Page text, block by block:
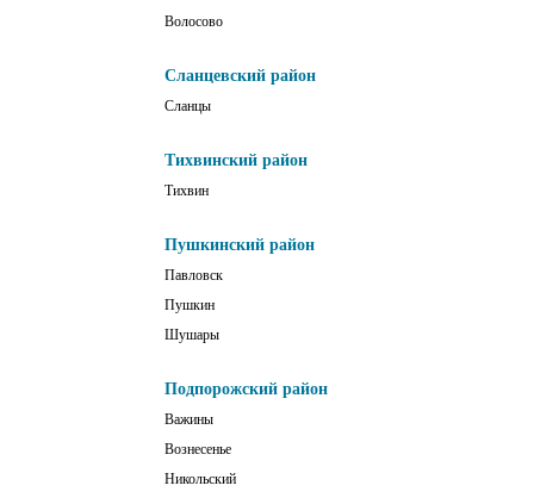
Волосово
Сланцевский район
Сланцы
Тихвинский район
Тихвин
Пушкинский район
Павловск
Пушкин
Шушары
Подпорожский район
Важины
Вознесенье
Никольский